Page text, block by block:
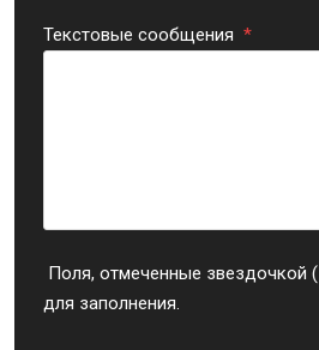
Текстовые сообщения *
Поля, отмеченные звездочкой (
для заполнения.